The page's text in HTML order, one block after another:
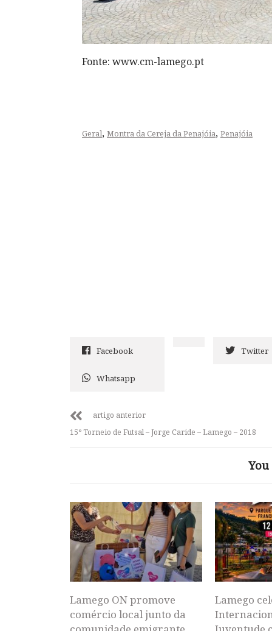
Fonte: www.cm-lamego.pt
Geral, Montra da Cereja da Penajóia, Penajóia
Facebook Twitter
Whatsapp
artigo anterior
15º Torneio de Futsal – Jorge Caride – Lamego – 2018
Lamego ON promove
comércio local junto da
Lamego